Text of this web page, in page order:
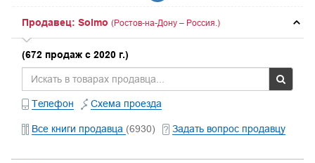
Продавец: Solmo (Ростов-на-Дону – Россия.)
(672 продаж с 2020 г.)
Телефон Схема проезда
Все книги продавца (6930) Задать вопрос продавцу